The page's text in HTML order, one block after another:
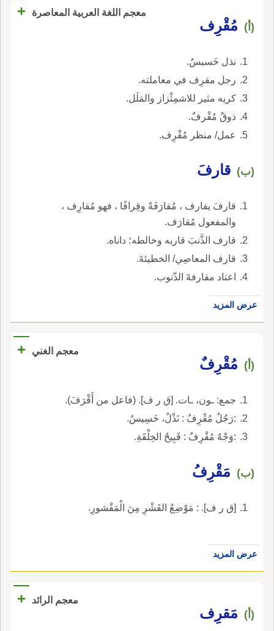
معجم اللغة العربية المعاصرة +
(أ) مُقْرِف
نذل خَسيسٌ.
رجل مقرِف في معاملته.
كريه مثير للاشمِئْزاز والمَلَل.
ذوقٌ مُقْرفٌ.
عمل/ منظر مُقْرِف.
(ب) قارفَ
قارفَ يقارف ، مُقارَفَةً وقِرافًا ، فهو مُقارِف ،
والمفعول مُقارَف.
قارف الذَّنبَ قاربه وخالطه؛ داناه.
قارف المعاصِي/ الخطيئةَ.
اعتاد مقارفةَ الذّنوب.
عرض المزيد
معجم الغني +
(أ) مُقْرِفٌ
جمع: ـون، ـات. [ق ر ف]. (فاعل من أَقْرَفَ).
:رَجُلٌ مُقْرِفٌ : نَذْلٌ، خَسِيسٌ.
:وَجْهٌ مُقْرِفٌ : قَبِيحُ الخِلْقَةِ.
(ب) مَقْرِفُ
[ق ر ف]. : مَوْضِعُ القَشْرِ مِنَ الْمَقْشورِ.
عرض المزيد
معجم الرائد +
(أ) مَقرِف